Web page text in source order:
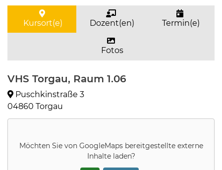
Kursort(e) Dozent(en) Termin(e)
Fotos
VHS Torgau, Raum 1.06
Puschkinstraße 3
04860 Torgau
Möchten Sie von GoogleMapsbereitgestellte externe
Inhalte laden?